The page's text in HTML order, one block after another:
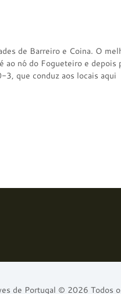
de Barreiro e Coina. O
ao nó do Fogueteiro e depois
que conduz aos locais aqui
de Portugal © 2026 Todos